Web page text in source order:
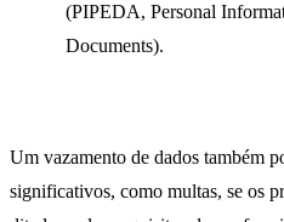
(PIPEDA, Personal
Documents).
Um vazamento de dados também
significativos, como multas, se os